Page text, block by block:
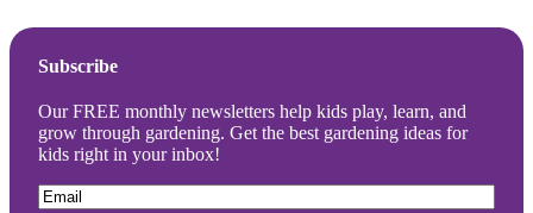
Subscribe
Our FREE monthly newsletters help kids play, learn, and
grow through gardening. Get the best gardening ideas for
kids right in your inbox!
Email(Required)